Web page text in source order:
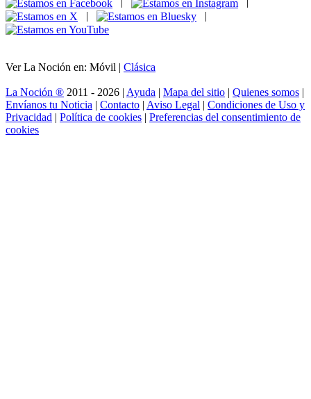
|
|
Ver La Noción en: Móvil | Clásica
La Noción ® 2011 - 2026 | Ayuda | Mapa del sitio | Quienes somos |
Envíanos tu Noticia | Contacto | Aviso Legal | Condiciones de Uso y
Privacidad | Política de cookies | Preferencias del consentimiento de
cookies